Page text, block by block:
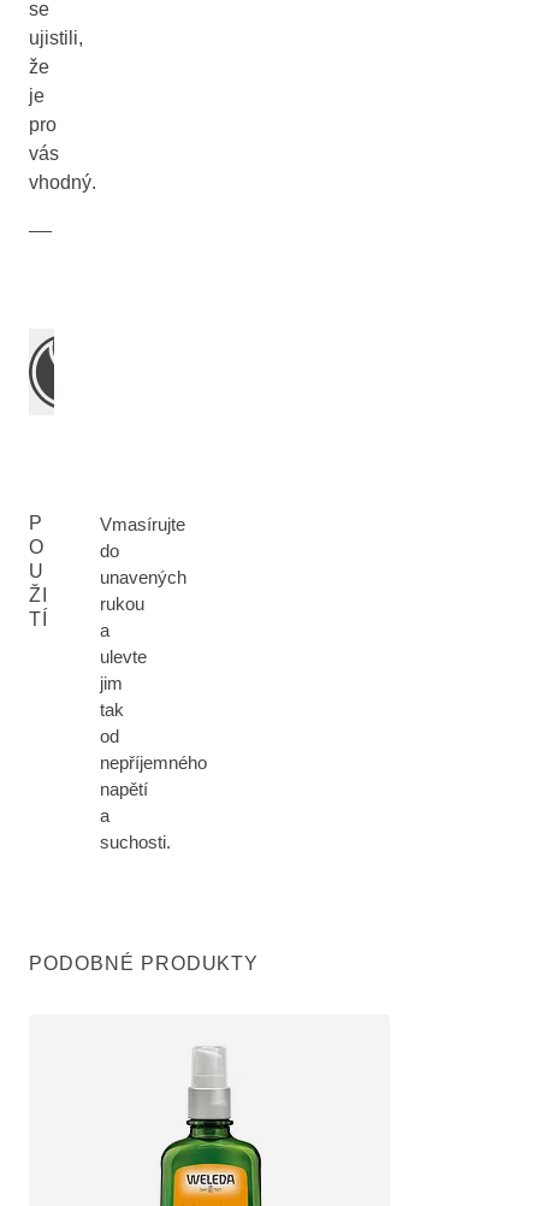
se
ujistili,
že
je
pro
vás
vhodný.
P
O
U
ŽI
TÍ
Vmasírujte
do
unavených
rukou
a
ulevte
jim
tak
od
nepříjemného
napětí
a
suchosti.
PODOBNÉ PRODUKTY